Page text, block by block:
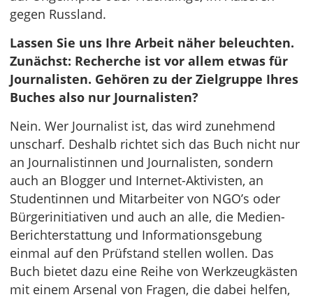
gegen Russland.
Lassen Sie uns Ihre Arbeit näher beleuchten.
Zunächst: Recherche ist vor allem etwas für
Journalisten. Gehören zu der Zielgruppe Ihres
Buches also nur Journalisten?
Nein. Wer Journalist ist, das wird zunehmend
unscharf. Deshalb richtet sich das Buch nicht nur
an Journalistinnen und Journalisten, sondern
auch an Blogger und Internet-Aktivisten, an
Studentinnen und Mitarbeiter von NGO’s oder
Bürgerinitiativen und auch an alle, die Medien-
Berichterstattung und Informationsgebung
einmal auf den Prüfstand stellen wollen. Das
Buch bietet dazu eine Reihe von Werkzeugkästen
mit einem Arsenal von Fragen, die dabei helfen,